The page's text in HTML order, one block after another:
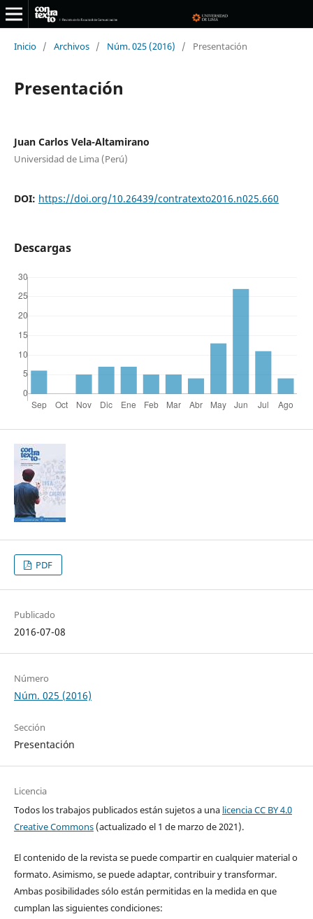
Inicio / Archivos / Núm. 025 (2016) / Presentación
Presentación
Juan Carlos Vela-Altamirano
Universidad de Lima (Perú)
DOI: https://doi.org/10.26439/contratexto2016.n025.660
Descargas
PDF
Publicado
2016-07-08
Número
Núm. 025 (2016)
Sección
Presentación
Licencia
Todos los trabajos publicados están sujetos a una licencia CC BY 4.0
Creative Commons(actualizado el 1 de marzo de 2021).
El contenido de la revista se puede compartir en cualquier material o
formato. Asimismo, se puede adaptar, contribuir y transformar.
Ambas posibilidades sólo están permitidas en la medida en que
cumplan las siguientes condiciones: